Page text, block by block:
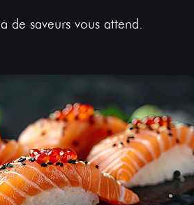
de saveurs vous attend.